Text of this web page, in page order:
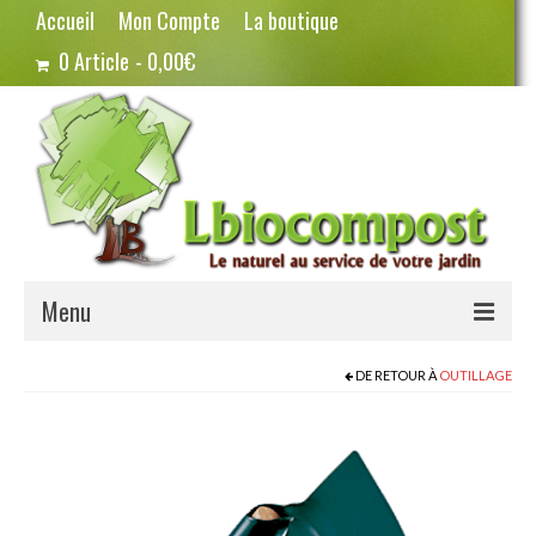
Accueil Mon Compte
La boutique
0 Article
0,00€
Menu
DE RETOUR À OUTILLAGE